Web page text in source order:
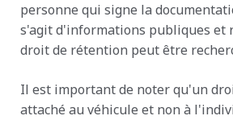
personne qui signe la
s'agit d'informations publiques et
droit de rétention peut être
Il est important de noter qu'un
attaché au véhicule et non à